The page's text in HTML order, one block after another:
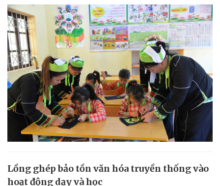
Lồng ghép bảo tồn văn hóa truyền thống vào
hoạt động dạy và học